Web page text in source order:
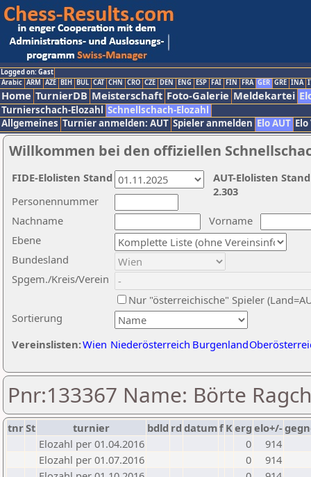
Logged on: Gast
Arabic ARM AZE BIH BUL CAT CHN CRO CZE DEN ENG ESP FAI FIN FRA GER GRE INA
Home TurnierDB Meisterschaft Foto-Galerie Meldekartei
Turnierschach-Elozahl Schnellschach-Elozahl
Allgemeines Turnier anmelden: AUT Spieler anmelden Elo AUT
Willkommen bei den offiziellen
Nachname
Vorname
Ebene
Sortierung
Personennummer
Bundesland
Spgem./Kreis/Verein
Nur "österreichische" Spieler
Vereinslisten:Wien Niederösterreich Burgenland
AUT-Elolisten
2.303
FIDE-Elolisten Stand
Pnr:133367 Name: Börte
tnrSt turnier bdld rd datumf Kerg elo+/-
Elozahl per 01.04.2016
0
914
Elozahl per 01.07.2016
0
914